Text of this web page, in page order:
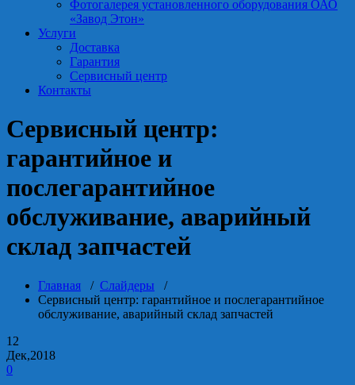
Фотогалерея установленного оборудования ОАО
«Завод Этон»
Услуги
Доставка
Гарантия
Сервисный центр
Контакты
Сервисный центр:
гарантийное и
послегарантийное
обслуживание, аварийный
склад запчастей
Главная / Слайдеры /
Сервисный центр: гарантийное и послегарантийное
обслуживание, аварийный склад запчастей
12
Дек,2018
0